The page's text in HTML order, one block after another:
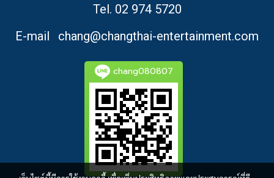
Tel. 02 974 5720
E-mail
chang@changthai-entertainment.com
chang080807